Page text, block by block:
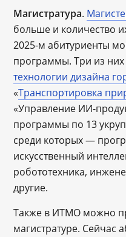
Магистратура.
больше и количество
2025-м абитуриенты
программы. Три из
технологии дизайна
«Транспортировка
«Управление ИИ-
программы по 13
среди которых ―
искусственный
робототехника,
другие.
Также в ИТМО можно
магистратуре. Сейчас